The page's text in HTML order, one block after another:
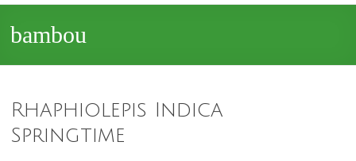
bambou
Rhaphiolepis Indica
Springtime